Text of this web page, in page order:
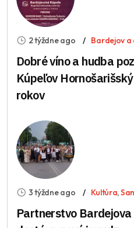
2 týždne ago Bardejov a
Dobré víno a hudba
Kúpeľov
rokov
3 týždne ago Kultúra,
Partnerstvo